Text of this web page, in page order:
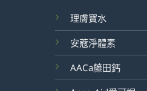
理膚寶水
安蔻淨體素
AACa藤田鈣